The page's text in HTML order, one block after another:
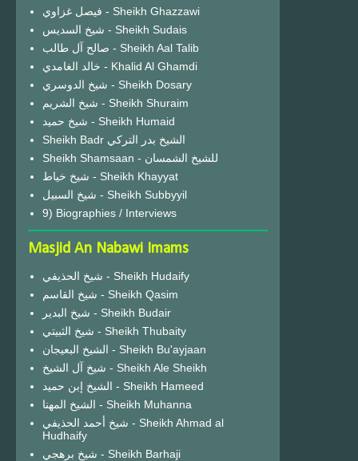
فيصل غزاوي - Sheikh Ghazzawi
شيخ السديس - Sheikh Sudais
صالح آل طالب - Sheikh Aal Talib
خالد الغامدي - Khalid Al Ghamdi
شيخ الدوسري - Sheikh Dosary
شيخ الشريم - Sheikh Shuraim
شيخ حميد - Sheikh Humaid
Sheikh Badr الشيخ بدر التركي
Sheikh Shamsaan - للشيخ الشمسان
شيخ خياط - Sheikh Khayyat
شيخ السبيل - Sheikh Subbyyil
9) Biographies / Interviews
Masjid An Nabawi Imams
شيخ الحذيفي - Sheikh Hudaify
شيخ القاسم - Sheikh Qasim
شيخ البدير - Sheikh Budair
شيخ الثبيتي - Sheikh Thubaity
الشيخ البعيجان - Sheikh Bu'ayjaan
شيخ آل الشيخ - Sheikh Ale Sheikh
الشيخ إبن حميد - Sheikh Hameed
الشيخ المهنا - Sheikh Muhanna
شيخ أحمد الحذيفي - Sheikh Ahmad al
Hudhaify
شيخ برهجي - Sheikh Barhaji